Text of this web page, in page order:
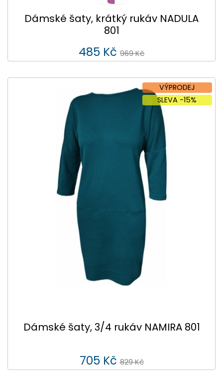
Dámské šaty, krátký rukáv NADULA
801
485 Kč 969 Kč
VÝPRODEJ
SLEVA -15%
Dámské šaty, 3/4 rukáv NAMIRA 801
705 Kč 829 Kč